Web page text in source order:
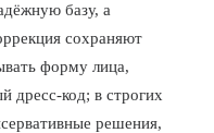
базу, а
сохраняют
форму лица,
дресс-код; в строгих
решения,